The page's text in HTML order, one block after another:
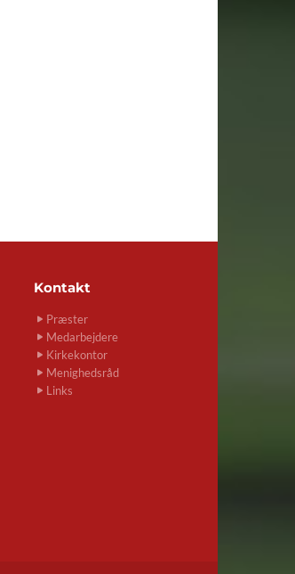
Kontakt
Præster
Medarbejdere
Kirkekontor
Menighedsråd
Links